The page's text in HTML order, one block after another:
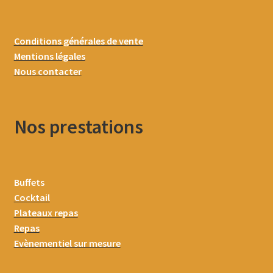
Conditions générales de vente
Mentions légales
Nous contacter
Nos prestations
Buffets
Cocktail
Plateaux repas
Repas
Evènementiel sur mesure